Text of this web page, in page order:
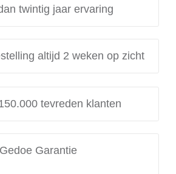
twintig jaar ervaring
altijd 2 weken op zicht
tevreden klanten
Garantie